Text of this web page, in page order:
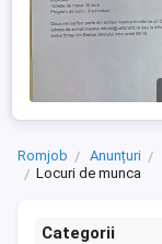
Romjob Anunțuri
Locuri de munca
Categorii